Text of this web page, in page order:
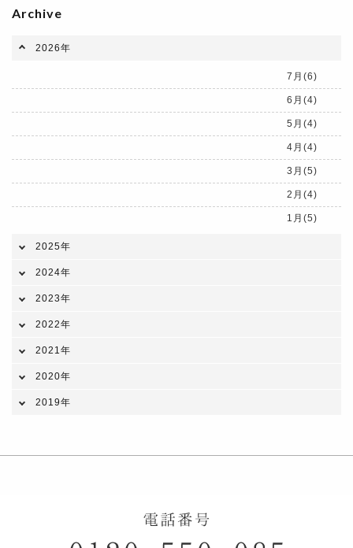
Archive
2026年
7月(6)
6月(4)
5月(4)
4月(4)
3月(5)
2月(4)
1月(5)
2025年
2024年
2023年
2022年
2021年
2020年
2019年